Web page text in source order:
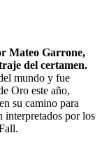
Mateo Garrone,
del certamen.
mundo y fue
Oro este año,
su camino para
interpretados por los